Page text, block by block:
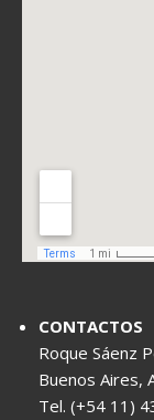
CONTACTOS
Roque Sáenz
Buenos Aires,
Tel. (+54